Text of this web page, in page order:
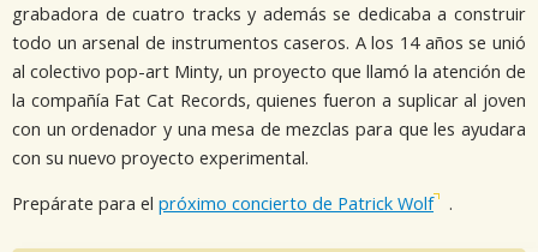
grabadora de cuatro tracks y además se dedicaba a construir
todo un arsenal de instrumentos caseros. A los 14 años se unió
al colectivo pop-art Minty, un proyecto que llamó la atención de
la compañía Fat Cat Records, quienes fueron a suplicar al joven
con un ordenador y una mesa de mezclas para que les ayudara
con su nuevo proyecto experimental.
Prepárate para el próximo concierto de Patrick Wolf .